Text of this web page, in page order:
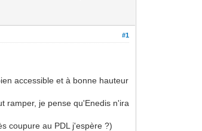
#1
accessible et à bonne hauteur
ramper, je pense qu'Enedis n'ira
coupure au PDL j'espère ?)